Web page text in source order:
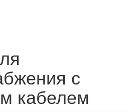
с
кабелем